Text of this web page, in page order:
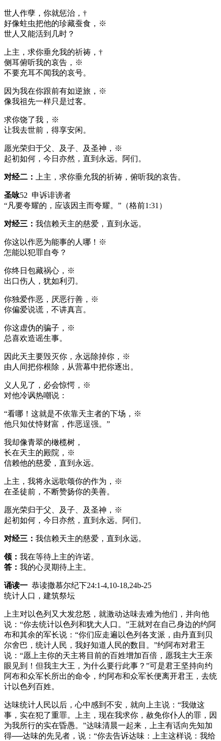
世人作孽，你就惩治，†
好像蛀虫把他的珍藏蚕食，※
世人又能活到几时？
上主，求你垂允我的祈祷，†
侧耳俯听我的哀告，※
不要充耳不闻我的哀号。
因为我在你跟前有如逆旅，※
像我祖先一样只是过客。
求你饶了我，※
让我去世前，得享安闲。
愿光荣归于父、及子、及圣神，※
起初如何，今日亦然，直到永远。阿们。
对经二： 上主，求你垂允我的祈祷，俯听我的哀告。
圣咏52 申诉诽谤者
“凡要夸耀的，应该因主而夸耀。”（格前1:31）
对经三： 我信赖天主的慈爱，直到永远。
你这以作恶为能事的人哪！※
怎能以犯罪自夸？
你终日包藏祸心，※
出口伤人，犹如利刃。
你独爱作恶，厌恶行善，※
你偏爱说谎，不讲真言。
你这虚伪的骗子，※
总喜欢造谣生事。
因此天主要毁灭你，永远除掉你，※
由人间把你根除，从营幕中把你逐出。
义人见了，必会惊愕，※
对他冷讽热嘲说：
“看哪！这就是不依靠天主者的下场，※
他只知仗恃财富，作恶逞强。”
我却像青翠的橄榄树，
长在天主的殿院，※
信赖他的慈爱，直到永远。
上主，我将永远歌颂你的作为，※
在圣徒前，不断赞扬你的美善。
愿光荣归于父、及子、及圣神，※
起初如何，今日亦然，直到永远。阿们。
对经三： 我信赖天主的慈爱，直到永远。
领： 我在等待上主的许诺。
答： 我的心灵期待上主。
诵读一 恭读撒慕尔纪下24:1-4,10-18,24b-25
统计人口，建筑祭坛
上主对以色列又大发忿怒，就激动达味去难为他们，并向他
说：“你去统计以色列和犹大人口。”王就对在自己身边的约阿
布和其余的军长说：“你们应走遍以色列各支派，由丹直到贝
尔舍巴，统计人民，我好知道人民的数目。”约阿布对君王
说：“愿上主你的天主将目前的百姓增加百倍，愿我主大王亲
眼见到！但我主大王，为什么要行此事？”可是君王坚持向约
阿布和众军长所出的命令，约阿布和众军长便离开君王，去统
计以色列百姓。
达味统计人民以后，心中感到不安，就向上主说：“我做这
事，实在犯了重罪。上主，现在我求你，赦免你仆人的罪，因
为我所行的实在昏愚。”达味清晨一起来，上主有话向先知加
得──达味的先见者，说：“你去告诉达味：上主这样说：我给